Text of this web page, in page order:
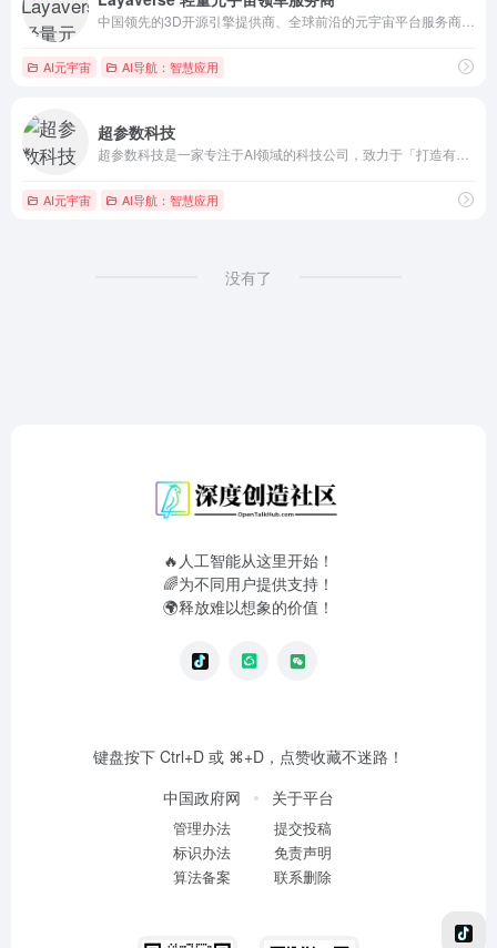
AI元宇宙 AI导航：智慧应用
超参数科技
AI元宇宙 AI导航：智慧应用
没有了
🔥人工智能从这里开始！
🌈为不同用户提供支持！
🌍释放难以想象的价值！
键盘按下 Ctrl+D 或 ⌘+D，点赞收藏不迷路！
中国政府网
管理办法
标识办法
算法备案
关于平台
提交投稿
免责声明
联系删除